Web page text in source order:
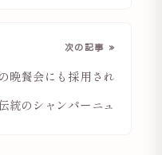
次の記事 »
晩餐会にも採用され
統のシャンパーニュ